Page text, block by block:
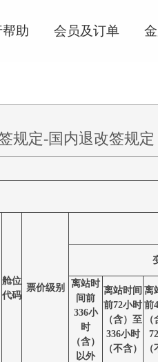
助 会员及订单
规定-国内退改签规定
舱位
代码
票价级别
离站时
间前
336小
时
（含）
以外
离站时间
前72小时
（含）至
336小时
（不含）
离
前